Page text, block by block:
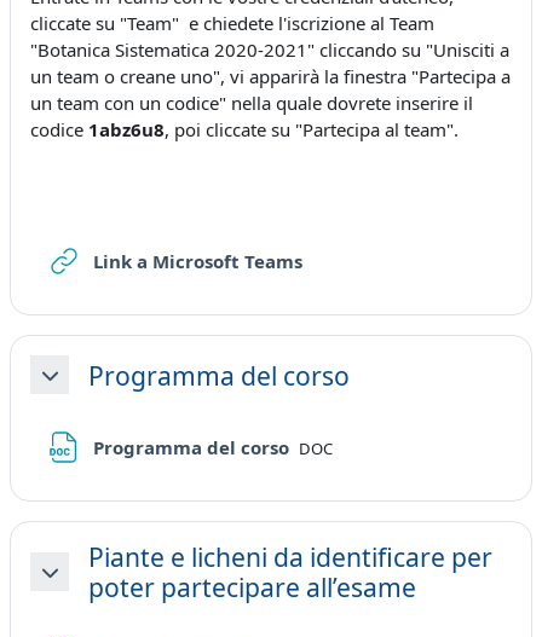
cliccate su "Team" e chiedete l'iscrizione al Team
"Botanica Sistematica 2020-2021" cliccando su "Unisciti a
un team o creane uno", vi apparirà la finestra "Partecipa a
un team con un codice" nella quale dovrete inserire il
codice 1abz6u8, poi cliccate su "Partecipa al team".
Link a Microsoft TeamsURL
MinimizzaProgramma del corso
Programma del corso File
DOC
Minimizza
Piante e licheni da identificare per
poter partecipare all’esame